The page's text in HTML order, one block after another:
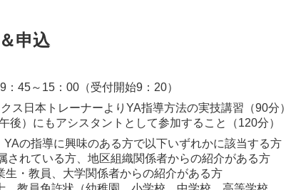
申込
45～15：00（受付開始9：20）
日本トレーナーよりYA指導方法の実技講習（90分）
アシスタントとして参加すること（120分）
の指導に興味のある方で以下いずれかに該当する方
る方、地区組織関係者からの紹介がある方
員、大学関係者からの紹介がある方